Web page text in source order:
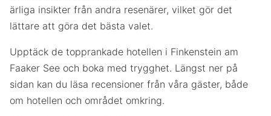
ärliga insikter från andra resenärer, vilket gör det
lättare att göra det bästa valet.
Upptäck de topprankade hotellen i Finkenstein am
Faaker See och boka med trygghet. Längst ner på
sidan kan du läsa recensioner från våra gäster, både
om hotellen och området omkring.